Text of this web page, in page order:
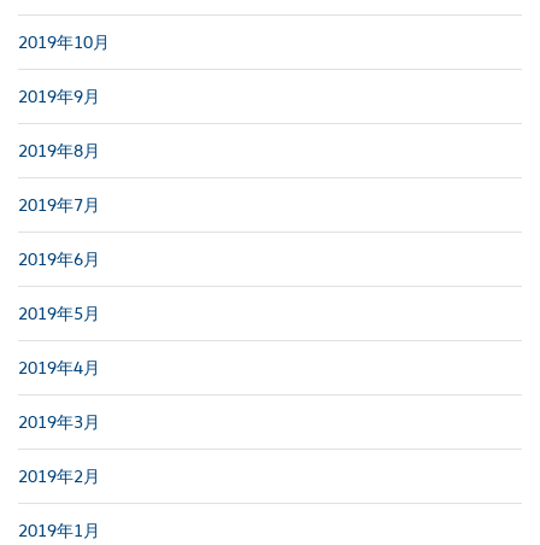
2019年10月
2019年9月
2019年8月
2019年7月
2019年6月
2019年5月
2019年4月
2019年3月
2019年2月
2019年1月